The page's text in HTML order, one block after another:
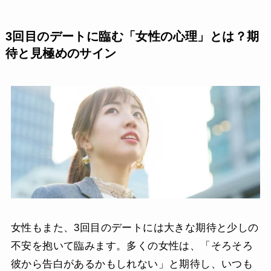
3回目のデートに臨む「女性の心理」とは？期
待と見極めのサイン
女性もまた、3回目のデートには大きな期待と少しの
不安を抱いて臨みます。多くの女性は、「そろそろ
彼から告白があるかもしれない」と期待し、いつも